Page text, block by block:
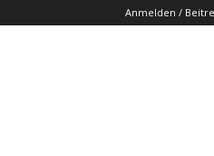
Anmelden /